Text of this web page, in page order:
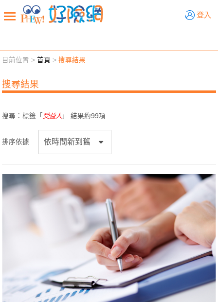
登入
新聞觀點 業務交流
退休先準備 好險學堂 輔銷工具 活動專區
目前位置 >首頁 >搜尋結果
搜尋結果
搜尋：標籤「 受益人 」 結果約99項
排序依據